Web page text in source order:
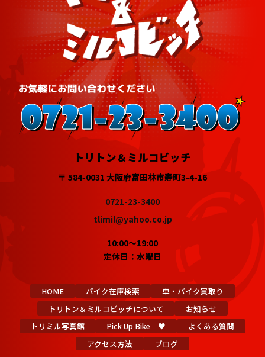
トリトン＆ミルコビッチ
〒 584-0031 大阪府富田林市寿町3-4-16
0721-23-3400
tlimil@yahoo.co.jp
10:00～19:00
定休日：水曜日
HOME バイク在庫検索
車・バイク買取り
トリトン＆ミルコビッチについて
お知らせ
トリミル写真館
Pick Up Bike ♥
よくある質問
アクセス方法
ブログ